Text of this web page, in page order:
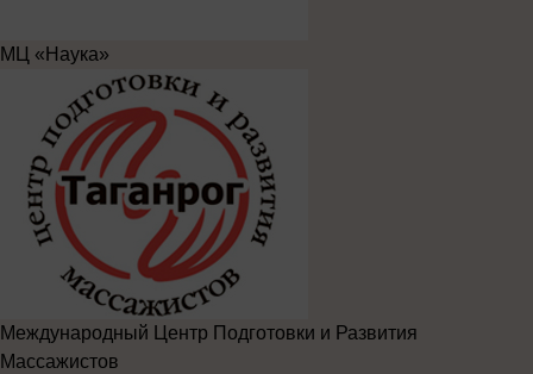
МЦ «Наука»
Международный Центр Подготовки и Развития
Массажистов